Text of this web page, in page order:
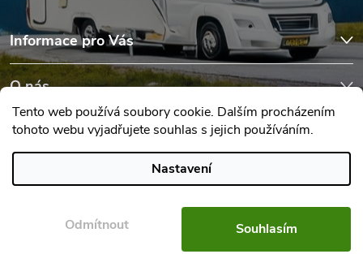
Tento web používá soubory cookie. Dalším procházením
tohoto webu vyjadřujete souhlas s jejich používáním.
Nastavení
Odmítnout Souhlasím
Informace pro Vás
O nás
Hodnocení obchodu
Copyright 2026Karavany Hykro. Všechna práva vyhrazena.Upravit
nastavení cookies